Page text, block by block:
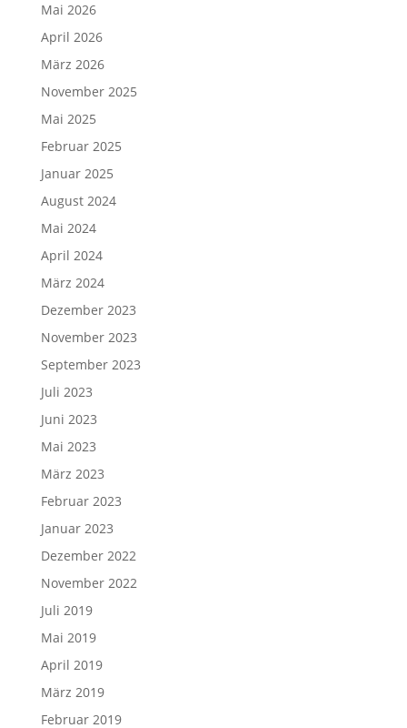
Mai 2026
April 2026
März 2026
November 2025
Mai 2025
Februar 2025
Januar 2025
August 2024
Mai 2024
April 2024
März 2024
Dezember 2023
November 2023
September 2023
Juli 2023
Juni 2023
Mai 2023
März 2023
Februar 2023
Januar 2023
Dezember 2022
November 2022
Juli 2019
Mai 2019
April 2019
März 2019
Februar 2019